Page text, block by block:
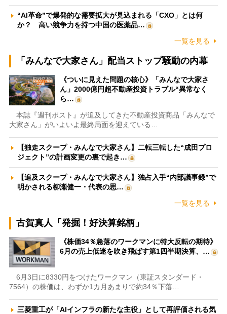
“AI革命”で爆発的な需要拡大が見込まれる「CXO」とは何
か？ 高い競争力を持つ中国の医薬品…
一覧を見る
「みんなで大家さん」配当ストップ騒動の内幕
《ついに見えた問題の核心》「みんなで大家さ
ん」2000億円超不動産投資トラブル“異常なく
ら…
本誌『週刊ポスト』が追及してきた不動産投資商品「みんなで
大家さん」がいよいよ最終局面を迎えている…
【独走スクープ・みんなで大家さん】二転三転した“成田プロ
ジェクト”の計画変更の裏で起き…
【追及スクープ・みんなで大家さん】独占入手“内部議事録”で
明かされる柳瀬健一・代表の思…
一覧を見る
古賀真人「発掘！好決算銘柄」
《株価34％急落のワークマンに特大反転の期待》
6月の売上低迷を吹き飛ばす第1四半期決算、…
6月3日に8330円をつけたワークマン（東証スタンダード・
7564）の株価は、わずか1カ月あまりで約34％下落…
三菱重工が「AIインフラの新たな主役」として再評価される気